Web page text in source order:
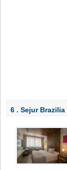
6 . Sejur Brazilia